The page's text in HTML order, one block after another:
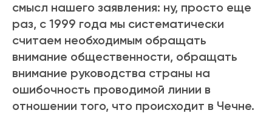
смысл нашего заявления: ну, просто еще
раз, с 1999 года мы систематически
считаем необходимым обращать
внимание общественности, обращать
внимание руководства страны на
ошибочность проводимой линии в
отношении того, что происходит в Чечне.